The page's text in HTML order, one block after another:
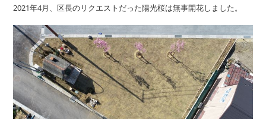
2021年4月、区長のリクエストだった陽光桜は無事開花しました。